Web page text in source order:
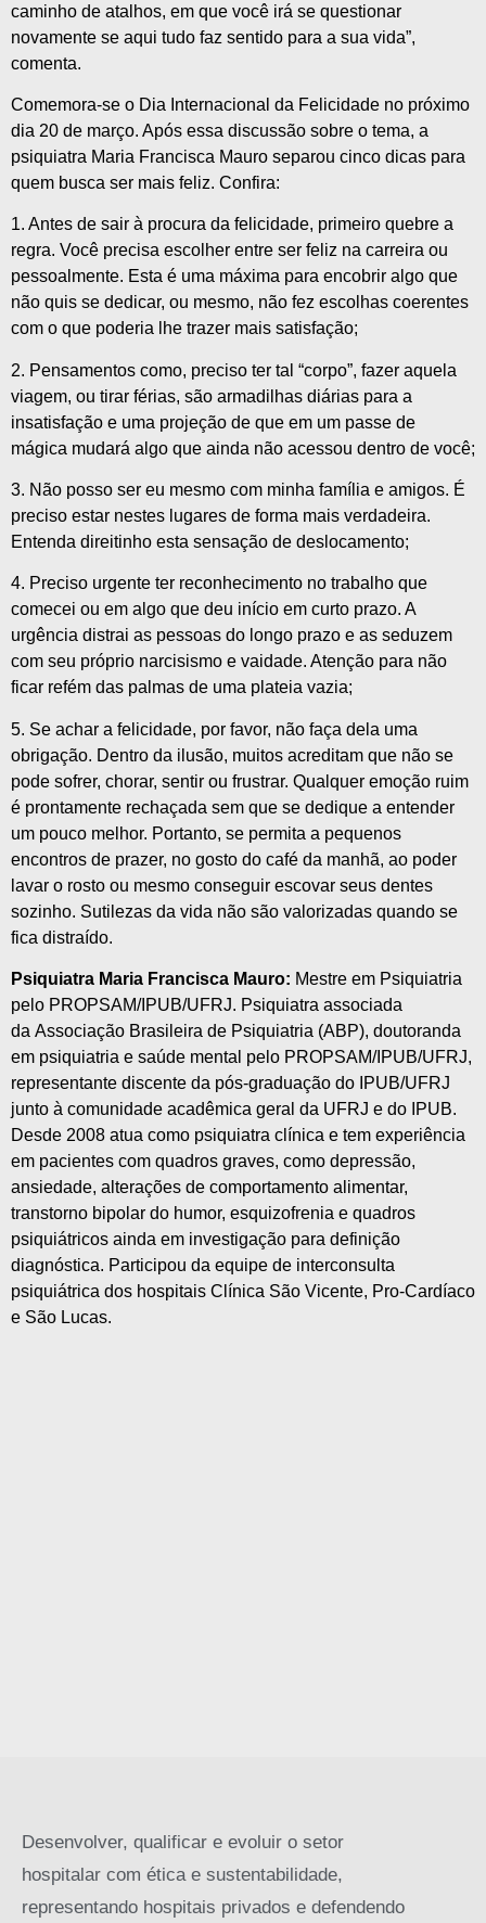
caminho de atalhos, em que você irá se questionar
novamente se aqui tudo faz sentido para a sua vida”,
comenta.
Comemora-se o Dia Internacional da Felicidade no próximo
dia 20 de março. Após essa discussão sobre o tema, a
psiquiatra Maria Francisca Mauro separou cinco dicas para
quem busca ser mais feliz. Confira:
1. Antes de sair à procura da felicidade, primeiro quebre a
regra. Você precisa escolher entre ser feliz na carreira ou
pessoalmente. Esta é uma máxima para encobrir algo que
não quis se dedicar, ou mesmo, não fez escolhas coerentes
com o que poderia lhe trazer mais satisfação;
2. Pensamentos como, preciso ter tal “corpo”, fazer aquela
viagem, ou tirar férias, são armadilhas diárias para a
insatisfação e uma projeção de que em um passe de
mágica mudará algo que ainda não acessou dentro de você;
3. Não posso ser eu mesmo com minha família e amigos. É
preciso estar nestes lugares de forma mais verdadeira.
Entenda direitinho esta sensação de deslocamento;
4. Preciso urgente ter reconhecimento no trabalho que
comecei ou em algo que deu início em curto prazo. A
urgência distrai as pessoas do longo prazo e as seduzem
com seu próprio narcisismo e vaidade. Atenção para não
ficar refém das palmas de uma plateia vazia;
5. Se achar a felicidade, por favor, não faça dela uma
obrigação. Dentro da ilusão, muitos acreditam que não se
pode sofrer, chorar, sentir ou frustrar. Qualquer emoção ruim
é prontamente rechaçada sem que se dedique a entender
um pouco melhor. Portanto, se permita a pequenos
encontros de prazer, no gosto do café da manhã, ao poder
lavar o rosto ou mesmo conseguir escovar seus dentes
sozinho. Sutilezas da vida não são valorizadas quando se
fica distraído.
Psiquiatra Maria Francisca Mauro: Mestre em Psiquiatria
pelo PROPSAM/IPUB/UFRJ. Psiquiatra associada
da Associação Brasileira de Psiquiatria (ABP), doutoranda
em psiquiatria e saúde mental pelo PROPSAM/IPUB/UFRJ,
representante discente da pós-graduação do IPUB/UFRJ
junto à comunidade acadêmica geral da UFRJ e do IPUB.
Desde 2008 atua como psiquiatra clínica e tem experiência
em pacientes com quadros graves, como depressão,
ansiedade, alterações de comportamento alimentar,
transtorno bipolar do humor, esquizofrenia e quadros
psiquiátricos ainda em investigação para definição
diagnóstica. Participou da equipe de interconsulta
psiquiátrica dos hospitais Clínica São Vicente, Pro-Cardíaco
e São Lucas.
Desenvolver, qualificar e evoluir o setor
hospitalar com ética e sustentabilidade,
representando hospitais privados e defendendo